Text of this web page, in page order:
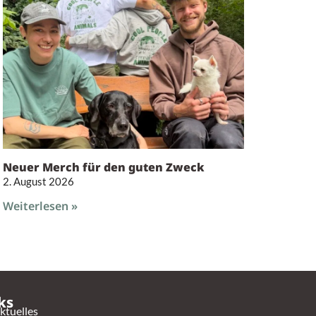
Neuer Merch für den guten Zweck
2. August 2026
Weiterlesen »